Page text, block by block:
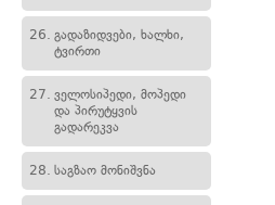
26. გადაზიდვები, ხალხი,
ტვირთი
27. ველოსიპედი, მოპედი
და პირუტყვის
გადარეკვა
28. საგზაო მონიშვნა